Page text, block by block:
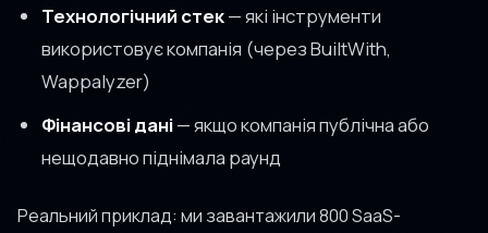
Технологічний стек— які інструменти
використовує компанія (через BuiltWith,
Wappalyzer)
Фінансові дані— якщо компанія публічна або
нещодавно піднімала раунд
Реальний приклад: ми завантажили 800 SaaS-